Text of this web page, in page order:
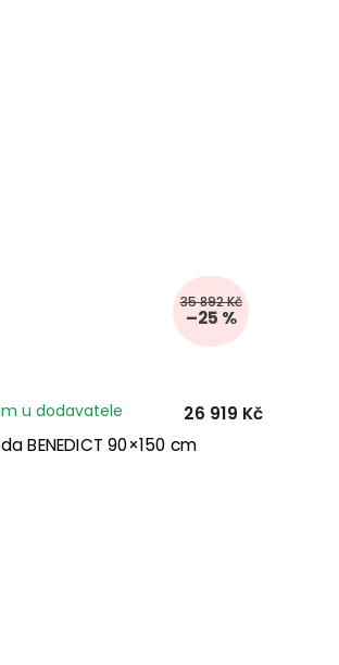
35 892 Kč
–25 %
BENEDICT 90×150 cm
u dodavatele 26 919 Kč